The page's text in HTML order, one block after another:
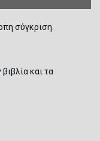
σύγκριση.
βιβλία και τα